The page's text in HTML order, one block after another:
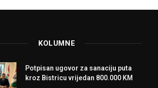
KOLUMNE
Potpisan ugovor za sanaciju puta
kroz Bistricu vrijedan 800.000 KM